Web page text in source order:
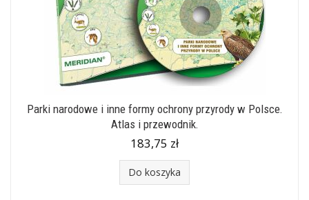
Parki narodowe i inne formy ochrony przyrody w Polsce.
Atlas i przewodnik.
183,75 zł
Do koszyka